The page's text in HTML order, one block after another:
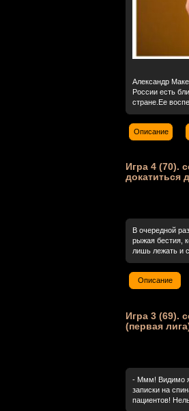
Александр
России есть
стране.Ее
Описание
Игра 4 (70).
докатиться
В очередной
рыжая бестия,
лишь лежать и
Описание
Игра 3 (69).
(первая
- Ммм! Видимо я
записки на
пациентов!